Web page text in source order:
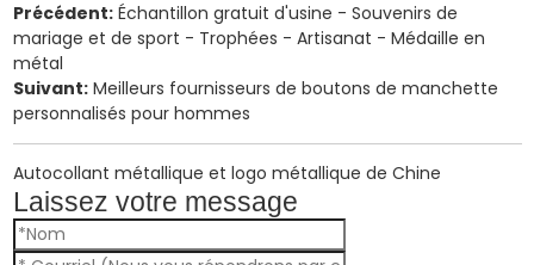
Précédent: Échantillon gratuit d'usine - Souvenirs de
mariage et de sport - Trophées - Artisanat - Médaille en
métal
Suivant: Meilleurs fournisseurs de boutons de manchette
personnalisés pour hommes
Autocollant métallique et logo métallique de Chine
Laissez votre message